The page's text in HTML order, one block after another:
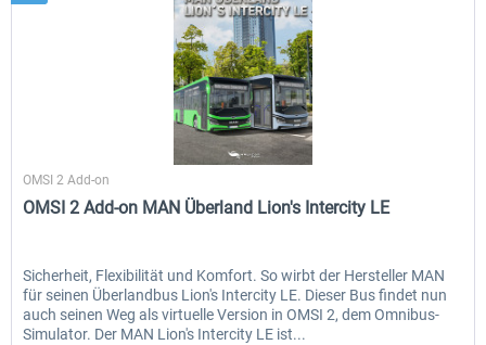
Halycon
OMSI 2 Add-on
OMSI 2 Add-on MAN Überland Lion's Intercity LE
Sicherheit, Flexibilität und Komfort. So wirbt der Hersteller MAN
für seinen Überlandbus Lion's Intercity LE. Dieser Bus findet nun
auch seinen Weg als virtuelle Version in OMSI 2, dem Omnibus-
Simulator. Der MAN Lion's Intercity LE ist...